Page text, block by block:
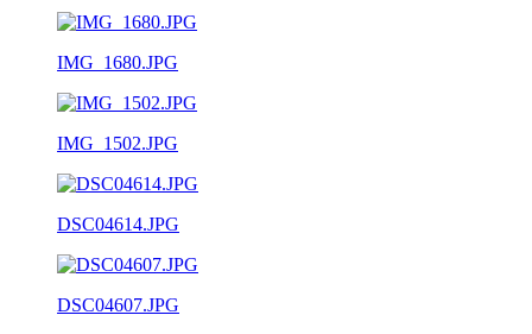
IMG_1680.JPG
IMG_1502.JPG
DSC04614.JPG
DSC04607.JPG